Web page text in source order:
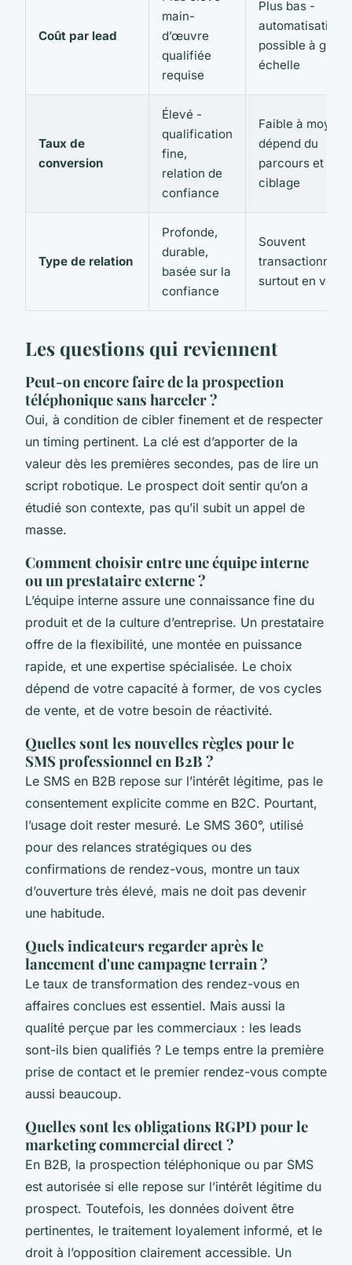
Coût par lead
main-
d’œuvre
qualifiée
requise
Plus bas -
automatisation
possible à
échelle
Taux de
conversion
Élevé -
qualification
fine,
relation de
confiance
Faible à moyen
dépend du
parcours et du
ciblage
Type de relation
Profonde,
durable,
basée sur la
confiance
Souvent
surtout en
Les questions qui reviennent
Peut-on encore faire de la prospection
téléphonique sans harceler ?
Oui, à condition de cibler finement et de respecter
un timing pertinent. La clé est d’apporter de la
valeur dès les premières secondes, pas de lire un
script robotique. Le prospect doit sentir qu’on a
étudié son contexte, pas qu’il subit un appel de
masse.
Comment choisir entre une équipe interne
ou un prestataire externe ?
L’équipe interne assure une connaissance fine du
produit et de la culture d’entreprise. Un prestataire
offre de la flexibilité, une montée en puissance
rapide, et une expertise spécialisée. Le choix
dépend de votre capacité à former, de vos cycles
de vente, et de votre besoin de réactivité.
Quelles sont les nouvelles règles pour le
SMS professionnel en B2B ?
Le SMS en B2B repose sur l’intérêt légitime, pas le
consentement explicite comme en B2C. Pourtant,
l’usage doit rester mesuré. Le SMS 360°, utilisé
pour des relances stratégiques ou des
confirmations de rendez-vous, montre un taux
d’ouverture très élevé, mais ne doit pas devenir
une habitude.
Quels indicateurs regarder après le
lancement d'une campagne terrain ?
Le taux de transformation des rendez-vous en
affaires conclues est essentiel. Mais aussi la
qualité perçue par les commerciaux : les leads
sont-ils bien qualifiés ? Le temps entre la première
prise de contact et le premier rendez-vous compte
aussi beaucoup.
Quelles sont les obligations RGPD pour le
marketing commercial direct ?
En B2B, la prospection téléphonique ou par SMS
est autorisée si elle repose sur l’intérêt légitime du
prospect. Toutefois, les données doivent être
pertinentes, le traitement loyalement informé, et le
droit à l’opposition clairement accessible. Un